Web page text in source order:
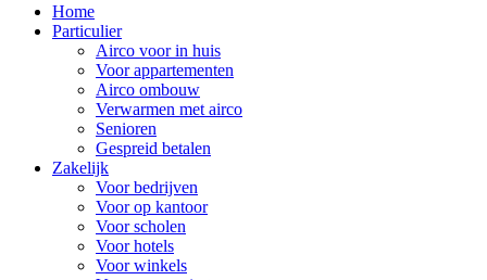
Close
Menu
Home
Particulier
Airco voor in huis
Voor appartementen
Airco ombouw
Verwarmen met airco
Senioren
Gespreid betalen
Zakelijk
Voor bedrijven
Voor op kantoor
Voor scholen
Voor hotels
Voor winkels